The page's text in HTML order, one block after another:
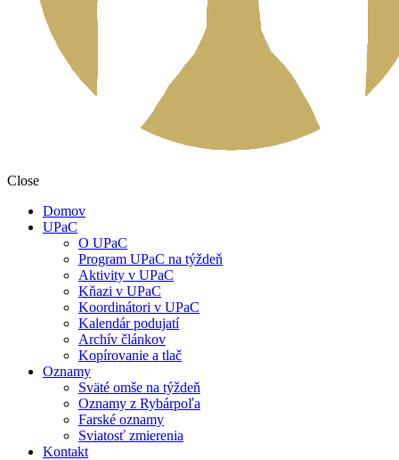
Close
Domov
UPaC
O UPaC
Program UPaC na týždeň
Aktivity v UPaC
Kňazi v UPaC
Koordinátori v UPaC
Kalendár podujatí
Archív článkov
Kopírovanie a tlač
Oznamy
Sväté omše na týždeň
Oznamy z Rybárpoľa
Farské oznamy
Sviatosť zmierenia
Kontakt